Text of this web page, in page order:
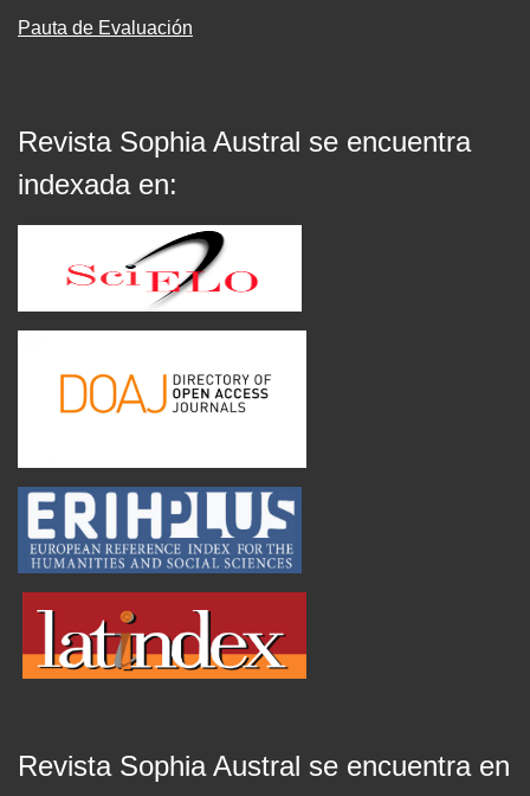
Pauta de Evaluación
Revista Sophia Austral se encuentra
indexada en:
Revista Sophia Austral se encuentra en